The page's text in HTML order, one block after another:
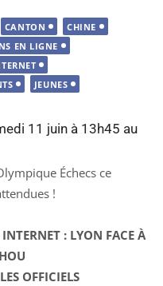
CANTON
CHINE
EN LIGNE
JEUNES
11 juin à 13h45 au
Échecs ce
!
: LYON FACE À
OFFICIELS